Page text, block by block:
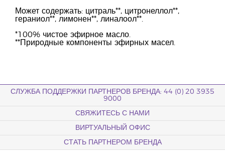
Может содержать: цитраль**, цитронеллол**,
гераниол**, лимонен**, линалоол**.
*100% чистое эфирное масло.
**Природные компоненты эфирных масел.
СЛУЖБА ПОДДЕРЖКИ ПАРТНЕРОВ БРЕНДА: 44 (0) 20 3935
9000
СВЯЖИТЕСЬ С НАМИ
ВИРТУАЛЬНЫЙ ОФИС
СТАТЬ ПАРТНЕРОМ БРЕНДА